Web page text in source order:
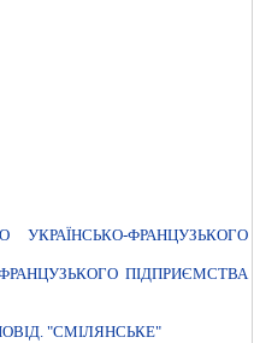
ФРАНЦУЗЬКОГО
ПІДПРИЄМСТВА
"СМІЛЯНСЬКЕ"